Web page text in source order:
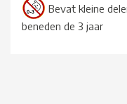
Bevat kleine
beneden de 3 jaar